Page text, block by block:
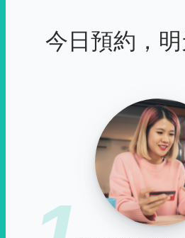
今日預約，明